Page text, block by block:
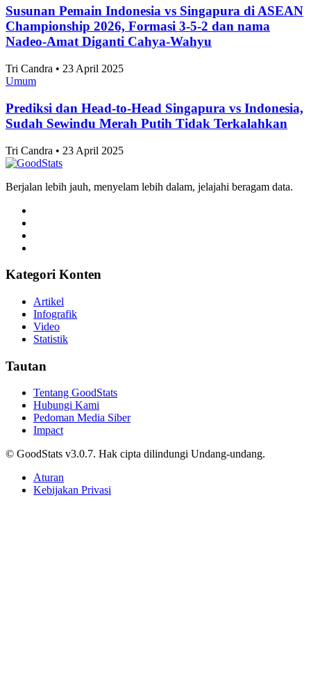
Susunan Pemain Indonesia vs Singapura di ASEAN
Championship 2026, Formasi 3-5-2 dan nama
Nadeo-Amat Diganti Cahya-Wahyu
Tri Candra • 23 April 2025
Umum
Prediksi dan Head-to-Head Singapura vs Indonesia,
Sudah Sewindu Merah Putih Tidak Terkalahkan
Tri Candra • 23 April 2025
Berjalan lebih jauh, menyelam lebih dalam, jelajahi beragam data.
Kategori Konten
Artikel
Infografik
Video
Statistik
Tautan
Tentang GoodStats
Hubungi Kami
Pedoman Media Siber
Impact
© GoodStats v3.0.7. Hak cipta dilindungi Undang-undang.
Aturan
Kebijakan Privasi